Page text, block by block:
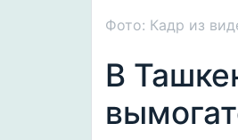
Фото: Кадр из
В